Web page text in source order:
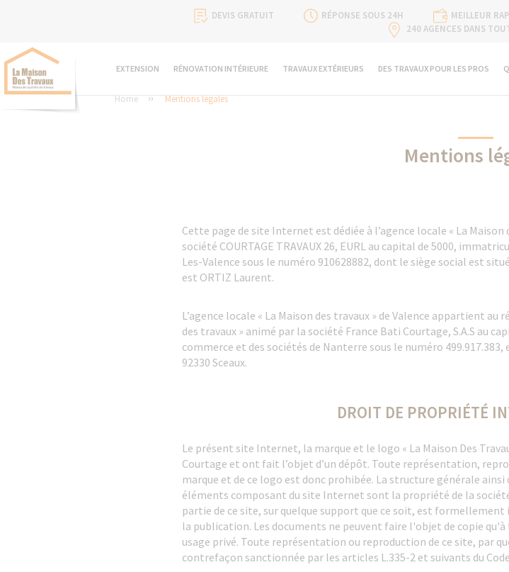
DEVIS GRATUIT RÉPONSE SOUS 24H MEILLEUR
240 AGENCES DANS
EXTENSION RÉNOVATION INTÉRIEURE TRAVAUX EXTÉRIEURS DES TRAVAUX POUR LES PROS
Home Mentions légales
Mentions
Cette page de site Internet est dédiée à l’agence locale « La
société COURTAGE TRAVAUX 26, EURL au capital de 5000,
Les-Valence sous le numéro 910628882, dont le siège social est
est ORTIZ Laurent.
L’agence locale « La Maison des travaux » de Valence appartient
des travaux » animé par la société France Bati Courtage, S.A.S au
commerce et des sociétés de Nanterre sous le numéro
92330 Sceaux.
DROIT DE PROPRIÉTÉ
Le présent site Internet, la marque et le logo « La Maison Des
Courtage et ont fait l’objet d’un dépôt. Toute représentation,
marque et de ce logo est donc prohibée. La structure générale
éléments composant du site Internet sont la propriété de la
partie de ce site, sur quelque support que ce soit, est
la publication. Les documents ne peuvent faire l'objet de copie
usage privé. Toute représentation ou reproduction de ce site, par
contrefaçon sanctionnée par les articles L.335-2 et suivants du